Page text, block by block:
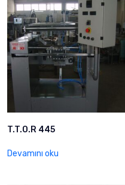
T.T.O.R 445
Devamını oku